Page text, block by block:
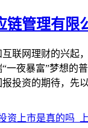
链管理有限
联网理财的兴起
一夜暴富”梦想的
投资的期待，先